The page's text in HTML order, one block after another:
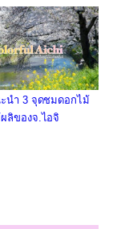
นำ 3 จุดชมดอกไม้
ลิของจ.ไอจิ